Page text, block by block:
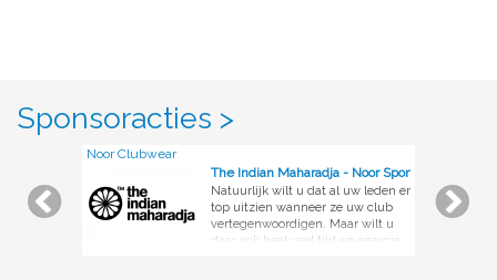
Sponsoracties >
Noor Clubwear
The Indian Maharadja - Noor Sportswear
Natuurlijk wilt u dat al uw leden er
top uitzien wanneer ze uw club
vertegenwoordigen. Maar wilt u
daar ook heel veel tijd en energie